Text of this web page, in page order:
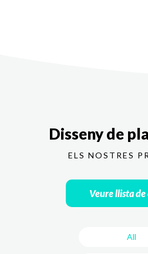
Disseny de
ELS NOSTRES
Veure llista
All